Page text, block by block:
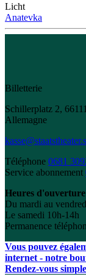
Licht
Anatevka
Billetterie
Schillerplatz 2,
Allemagne
Téléphone 0681
Service abonnement
Heures d'ouverture
Du mardi au
Le samedi 10h-14h
Permanence
Vous pouvez
internet - notre
Rendez-vous